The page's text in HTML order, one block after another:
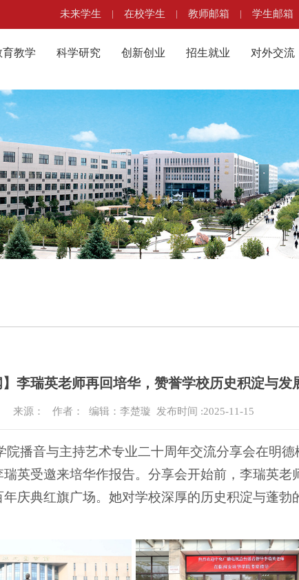
未来学生 | 在校学生 | 教师邮箱 | 学生邮箱
育教学 科学研究 创新创业 招生就业 对外交流
】李瑞英老师再回培华，赞誉学校历史积淀与发
来源： 作者： 编辑：李楚璇 发布时间 :2025-11-15
院播音与主持艺术专业二十周年交流分享会在明
英受邀来培华作报告。分享会开始前，李瑞英
庆典红旗广场。她对学校深厚的历史积淀与蓬